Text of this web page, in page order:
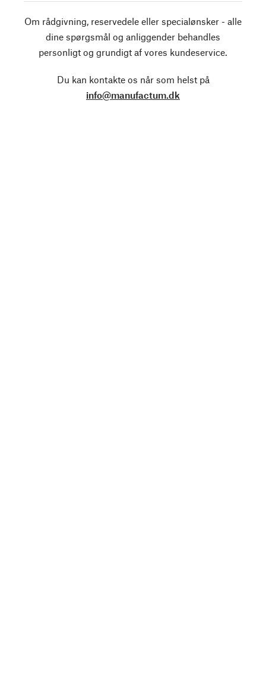
Om rådgivning, reservedele eller specialønsker - alle
dine spørgsmål og anliggender behandles
personligt og grundigt af vores kundeservice.
Du kan kontakte os når som helst på
info@manufactum.dk